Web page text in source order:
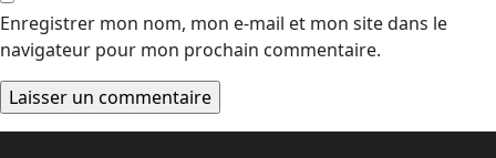
Enregistrer mon nom, mon e-mail et mon site dans le
navigateur pour mon prochain commentaire.